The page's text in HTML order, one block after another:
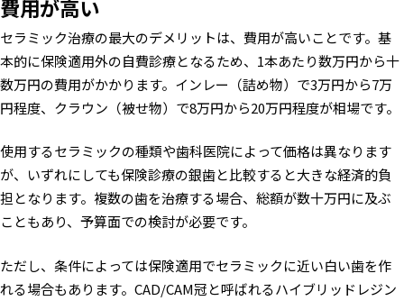
費用が高い
セラミック治療の最大のデメリットは、費用が高いことです。基
本的に保険適用外の自費診療となるため、1本あたり数万円から十
数万円の費用がかかります。インレー（詰め物）で3万円から7万
円程度、クラウン（被せ物）で8万円から20万円程度が相場です。
使用するセラミックの種類や歯科医院によって価格は異なります
が、いずれにしても保険診療の銀歯と比較すると大きな経済的負
担となります。複数の歯を治療する場合、総額が数十万円に及ぶ
こともあり、予算面での検討が必要です。
ただし、条件によっては保険適用でセラミックに近い白い歯を作
れる場合もあります。CAD/CAM冠と呼ばれるハイブリッドレジン